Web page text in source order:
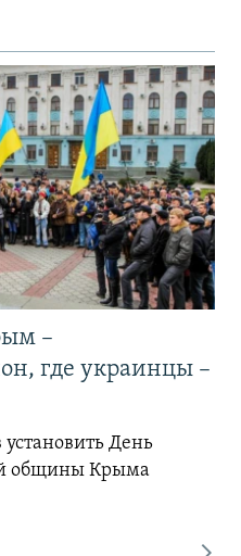
–
где украинцы –
установить День
общины Крыма